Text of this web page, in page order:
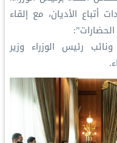
أتباع الأديان، مع إلقاء
رئيس الوزراء وزير